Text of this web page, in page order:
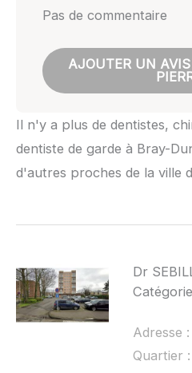
Pas de commentaire
AJOUTER UN
Il n'y a plus de dentistes,
dentiste de garde à Bray-
d'autres proches de la ville
Dr
Adresse :
Quartier :